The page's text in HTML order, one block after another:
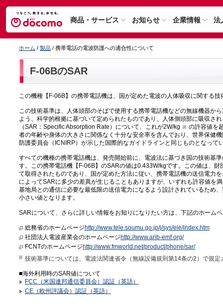
商品・サービス お知らせ 企業情報 法
ホーム / 製品 / 携帯電話の電波防護への適合性について
F-06BのSAR
この機種【F-06B】の携帯電話機は、国が定めた電波の人体吸収に関する
この技術基準は、人体頭部のそばで使用する携帯電話機などの無線機器か
よう、科学的根拠に基づいて定められたものであり、人体側頭部に吸収さ
（SAR：Specific Absorption Rate）について、これが2W/kg
の許容値を
者の年齢や身体の大きさに関係なく十分な安全率を含んでおり、世界保健
防護委員会（ICNIRP）が示した国際的なガイドラインと同じものとなって
すべての機種の携帯電話機は、発売開始前に、電波法に基づき国の技術基
す。この携帯電話機【F-06B】のSARの値は0.433W/kgです。この値は、
て取得されたものであり、国が定めた方法に従い、携帯電話機の送信電力
によってSARに多少の差異が生じることもありますが、いずれも許容値を
基地局との通信に必要な最低限の送信電力になるよう設計されているため
小さい値となります。
SARについて、さらに詳しい情報をお知りになりたい方は、下記のホーム
総務省のホームページhttp://www.tele.soumu.go.jp/j/sys/ele/index.htm
社団法人電波産業会のホームページhttp://www.arib-emf.org/
FCNTのホームページhttp://www.fmworld.net/product/phone/sar/
技術基準については、電波法関連省令（無線設備規則第14条の2）で規定
■海外利用時のSAR値について
FCC（米国連邦通信委員会）認証（英語）
CE（欧州評議会）認証（英語）